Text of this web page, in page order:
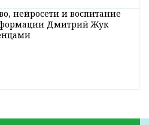
нейросети и воспитание
Дмитрий Жук